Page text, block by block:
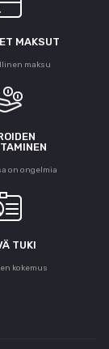
MAKSUT
maksu
on ongelmia
TUKI
kokemus